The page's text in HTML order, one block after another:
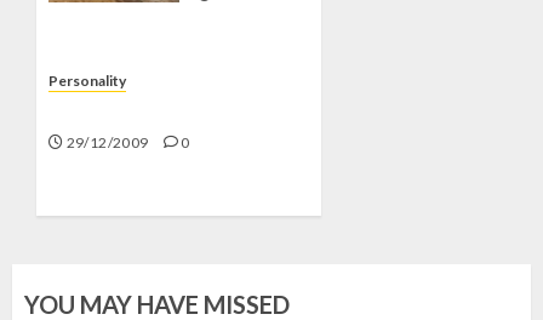
Personality
29/12/2009 0
YOU MAY HAVE MISSED